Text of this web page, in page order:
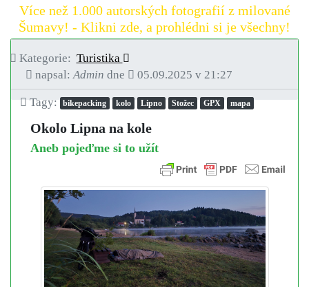
Více než 1.000 autorských fotografií z milované
Šumavy! - Klikni zde, a prohlédni si je všechny!
Kategorie: Turistika
napsal:Admin dne 05.09.2025 v 21:27
Tagy: bikepacking kolo Lipno Stožec GPX mapa
Okolo Lipna na kole
Aneb pojeďme si to užít